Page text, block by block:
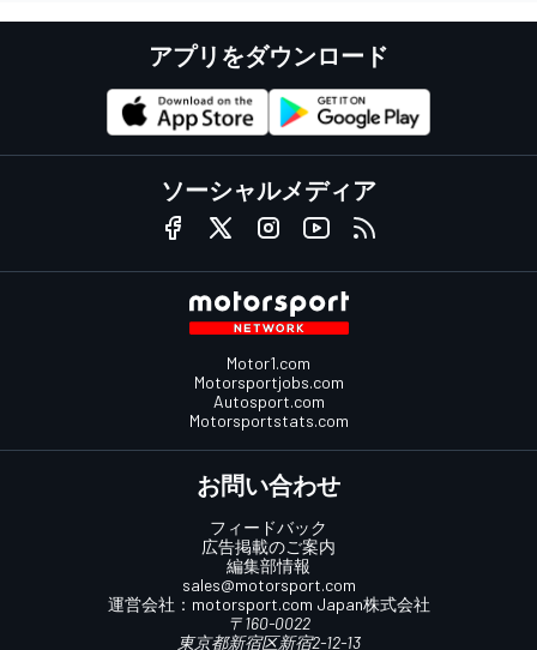
アプリをダウンロード
ソーシャルメディア
Motor1.com
Motorsportjobs.com
Autosport.com
Motorsportstats.com
お問い合わせ
フィードバック
広告掲載のご案内
編集部情報
sales@motorsport.com
運営会社： motorsport.com Japan株式会社
〒160-0022
東京都新宿区新宿2-12-13